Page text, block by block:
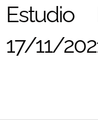
Estudio
17/11/